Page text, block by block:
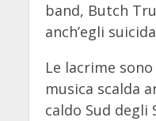
band, Butch
anch’egli
Le lacrime
musica scalda
caldo Sud degli